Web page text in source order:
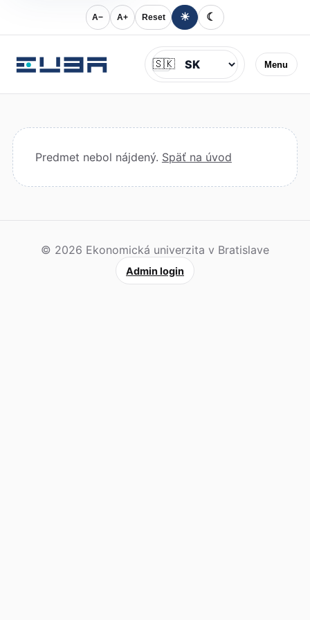
A− A+ Reset ☀ ☾
Menu
Jazyk
🇸🇰
Predmet nebol nájdený. Späť na úvod
© 2026 Ekonomická univerzita v Bratislave
Admin login